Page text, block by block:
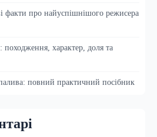
факти про найуспішнішого режисера
походження, характер, доля та
повний практичний посібник